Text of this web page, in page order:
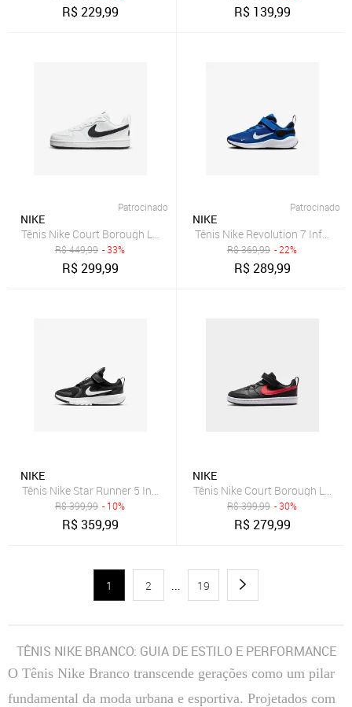
R$229,99 R$ 139,99
Patrocinado
NIKE
Tênis Nike Court Borough Low Recraft Infantil
R$449,99 - 33%
R$299,99
Patrocinado
NIKE
Tênis Nike Revolution 7 Infantil
R$369,99 - 22%
R$289,99
NIKE
Tênis Nike Star Runner 5 Infantil
R$399,99 - 10%
R$359,99
NIKE
Tênis Nike Court Borough Low
R$399,99 - 30%
R$279,99
1 2 ... 19
TÊNIS NIKE BRANCO: GUIA DE ESTILO E PERFORMANCE
O Tênis Nike Branco transcende gerações como um pilar
fundamental da moda urbana e esportiva. Projetados com